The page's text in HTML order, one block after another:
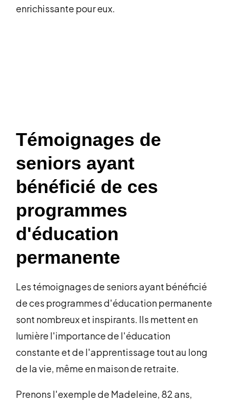
enrichissante pour eux.
Témoignages de
seniors ayant
bénéficié de ces
programmes
d'éducation
permanente
Les témoignages de seniors ayant bénéficié
de ces programmes d'éducation permanente
sont nombreux et inspirants. Ils mettent en
lumière l'importance de l'éducation
constante et de l'apprentissage tout au long
de la vie, même en maison de retraite.
Prenons l'exemple de Madeleine, 82 ans,